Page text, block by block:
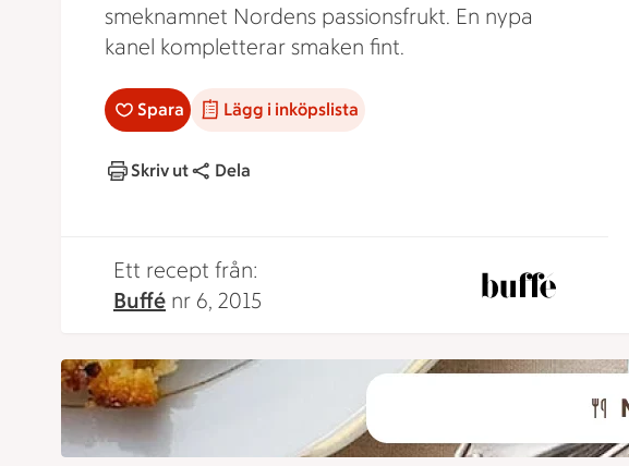
smeknamnet Nordens passionsfrukt. En nypa
kanel kompletterar smaken fint.
Spara Lägg i inköpslista
Skriv ut Dela
Ett recept från:
Buffé nr 6, 2015